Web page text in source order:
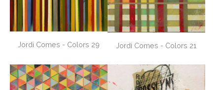
Jordi Comes - Colors 29 Jordi Comes - Colors 21